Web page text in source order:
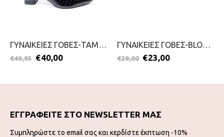
ΓΥΝΑΙΚΕΙΕΣ ΓΟΒΕΣ-TAMARIS-2111-0041-ΜΑΥΡΟ
€49,95 €40,00
ΓΥΝΑΙΚΕΙΕΣ ΓΟΒΕΣ-BLONDIE-2111-0326-ΚΑΦΕ
€29,00 €23,00
ΕΓΓΡΑΦΕΙΤΕ ΣΤΟ NEWSLETTER ΜΑΣ
Συμπληρώστε το email σας και κερδίστε έκπτωση -10%